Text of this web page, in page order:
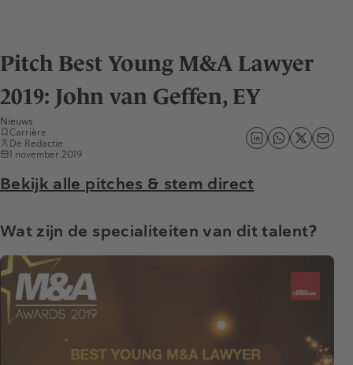
Pitch Best Young M&A Lawyer
2019: John van Geffen, EY
Nieuws
Carrière
De Redactie
1 november 2019
Bekijk alle pitches & stem direct
Wat zijn de specialiteiten van dit talent?